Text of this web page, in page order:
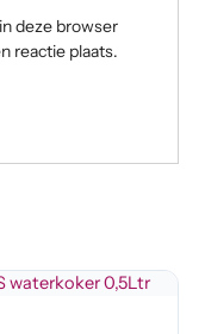
deze browser
reactie plaats.